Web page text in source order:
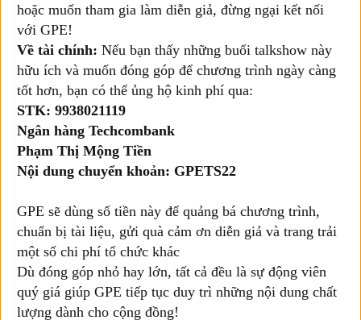
hoặc muốn tham gia làm diễn giả, đừng ngại kết nối
với GPE!
Về tài chính: Nếu bạn thấy những buổi talkshow này
hữu ích và muốn đóng góp để chương trình ngày càng
tốt hơn, bạn có thể ủng hộ kinh phí qua:
STK: 9938021119
Ngân hàng Techcombank
Phạm Thị Mộng Tiền
Nội dung chuyển khoản: GPETS22
GPE sẽ dùng số tiền này để quảng bá chương trình,
chuẩn bị tài liệu, gửi quà cảm ơn diễn giả và trang trải
một số chi phí tổ chức khác
Dù đóng góp nhỏ hay lớn, tất cả đều là sự động viên
quý giá giúp GPE tiếp tục duy trì những nội dung chất
lượng dành cho cộng đồng!